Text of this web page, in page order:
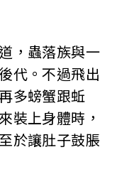
，蟲落族與一
代。不過飛出
多螃蟹跟蚯
裝上身體時，
於讓肚子鼓脹